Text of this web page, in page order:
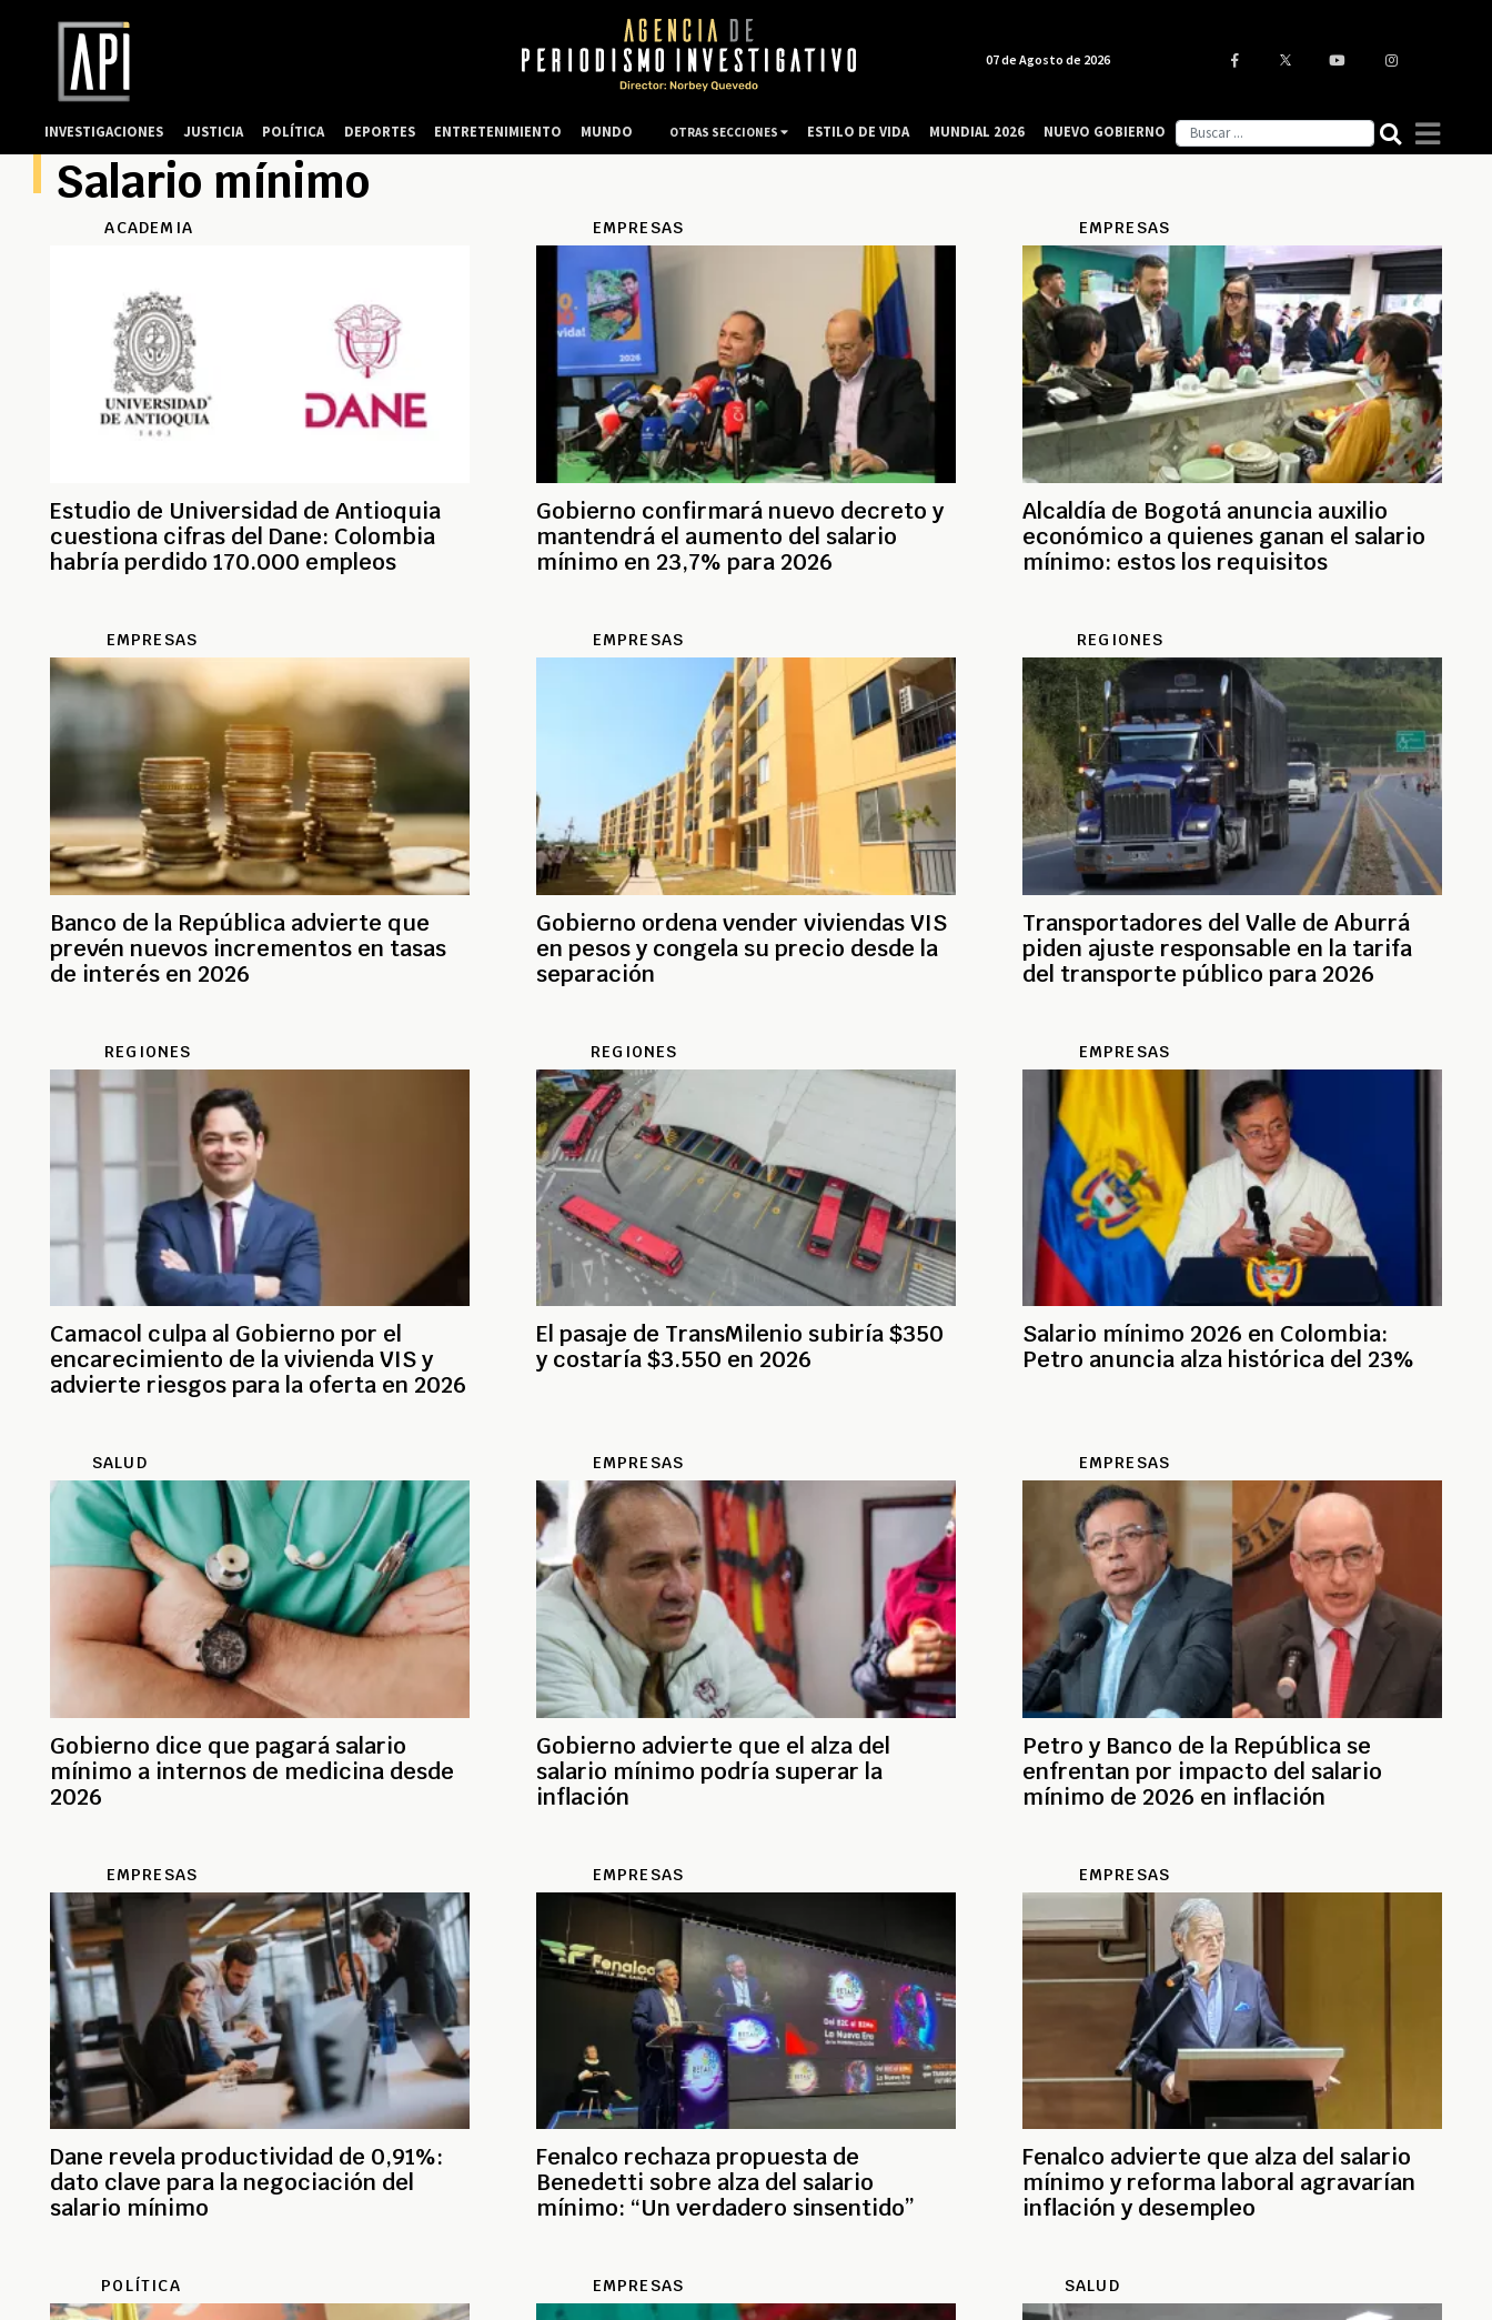
Salario mínimo
ACADEMIA
Estudio de Universidad de Antioquia
cuestiona cifras del Dane: Colombia
habría perdido 170.000 empleos
EMPRESAS
Gobierno confirmará nuevo decreto y
mantendrá el aumento del salario
mínimo en 23,7% para 2026
EMPRESAS
Alcaldía de Bogotá anuncia auxilio
económico a quienes ganan el salario
mínimo: estos los requisitos
EMPRESAS
Banco de la República advierte que
prevén nuevos incrementos en tasas
de interés en 2026
EMPRESAS
Gobierno ordena vender viviendas VIS
en pesos y congela su precio desde la
separación
REGIONES
Transportadores del Valle de Aburrá
piden ajuste responsable en la tarifa
del transporte público para 2026
REGIONES
Camacol culpa al Gobierno por el
encarecimiento de la vivienda VIS y
advierte riesgos para la oferta en 2026
REGIONES
El pasaje de TransMilenio subiría $350
y costaría $3.550 en 2026
EMPRESAS
Salario mínimo 2026 en Colombia:
Petro anuncia alza histórica del 23%
SALUD
Gobierno dice que pagará salario
mínimo a internos de medicina desde
2026
EMPRESAS
Gobierno advierte que el alza del
salario mínimo podría superar la
inflación
EMPRESAS
Petro y Banco de la República se
enfrentan por impacto del salario
mínimo de 2026 en inflación
EMPRESAS
Dane revela productividad de 0,91%:
dato clave para la negociación del
salario mínimo
EMPRESAS
Fenalco rechaza propuesta de
Benedetti sobre alza del salario
mínimo: “Un verdadero sinsentido”
EMPRESAS
Fenalco advierte que alza del salario
mínimo y reforma laboral agravarían
inflación y desempleo
POLÍTICA EMPRESAS SALUD
07 de Agosto de 2026
INVESTIGACIONES JUSTICIA POLÍTICA DEPORTES ENTRETENIMIENTO MUNDO OTRAS SECCIONES ESTILO DE VIDA MUNDIAL 2026 NUEVO GOBIERNO